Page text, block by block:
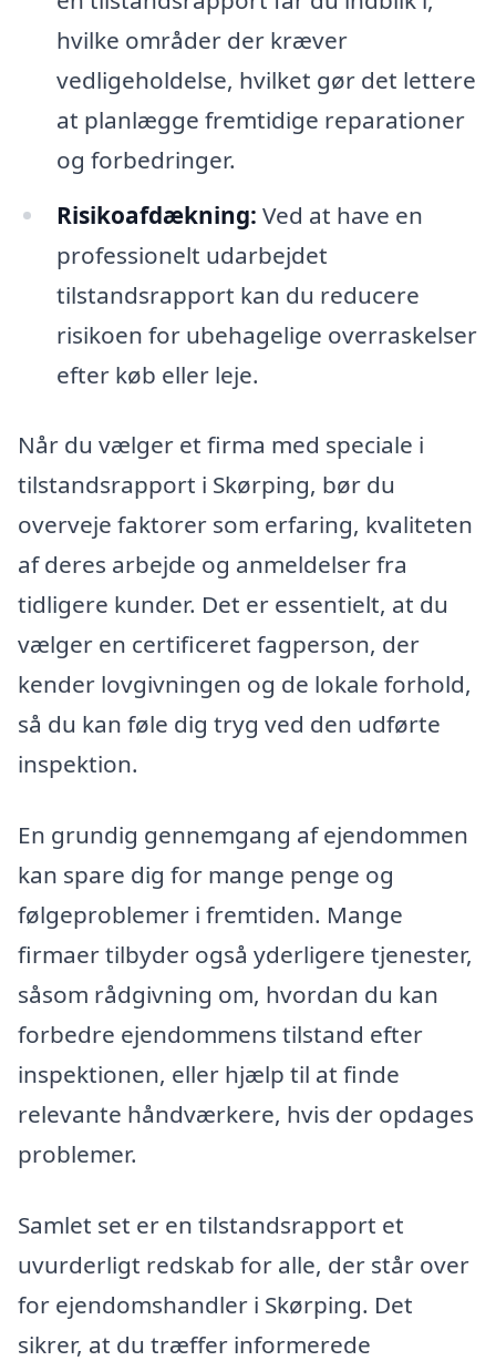
hvilke områder der kræver
vedligeholdelse, hvilket gør det lettere
at planlægge fremtidige reparationer
og forbedringer.
Risikoafdækning: Ved at have en
professionelt udarbejdet
tilstandsrapport kan du reducere
risikoen for ubehagelige overraskelser
efter køb eller leje.
Når du vælger et firma med speciale i
tilstandsrapport i Skørping, bør du
overveje faktorer som erfaring, kvaliteten
af deres arbejde og anmeldelser fra
tidligere kunder. Det er essentielt, at du
vælger en certificeret fagperson, der
kender lovgivningen og de lokale forhold,
så du kan føle dig tryg ved den udførte
inspektion.
En grundig gennemgang af ejendommen
kan spare dig for mange penge og
følgeproblemer i fremtiden. Mange
firmaer tilbyder også yderligere tjenester,
såsom rådgivning om, hvordan du kan
forbedre ejendommens tilstand efter
inspektionen, eller hjælp til at finde
relevante håndværkere, hvis der opdages
problemer.
Samlet set er en tilstandsrapport et
uvurderligt redskab for alle, der står over
for ejendomshandler i Skørping. Det
sikrer, at du træffer informerede